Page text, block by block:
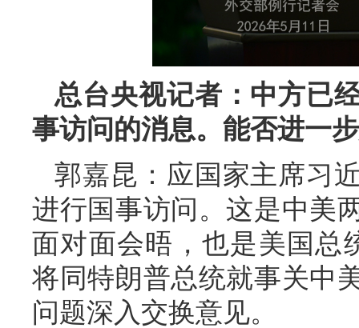
总台央视记者：中方已
事访问的消息。能否进一
郭嘉昆：应国家主席习
进行国事访问。这是中美
面对面会晤，也是美国总
将同特朗普总统就事关中
问题深入交换意见。